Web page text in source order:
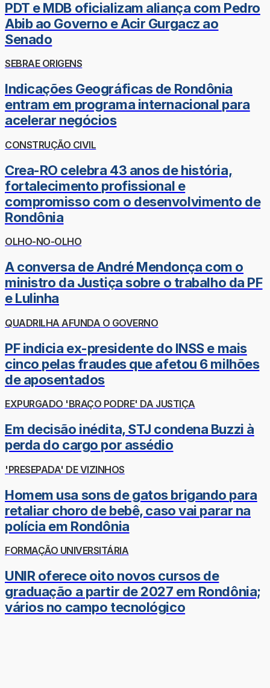
PDT e MDB oficializam aliança com Pedro
Abib ao Governo e Acir Gurgacz ao
Senado
SEBRAE ORIGENS
Indicações Geográficas de Rondônia
entram em programa internacional para
acelerar negócios
CONSTRUÇÃO CIVIL
Crea-RO celebra 43 anos de história,
fortalecimento profissional e
compromisso com o desenvolvimento de
Rondônia
OLHO-NO-OLHO
A conversa de André Mendonça com o
ministro da Justiça sobre o trabalho da PF
e Lulinha
QUADRILHA AFUNDA O GOVERNO
PF indicia ex-presidente do INSS e mais
cinco pelas fraudes que afetou 6 milhões
de aposentados
EXPURGADO 'BRAÇO PODRE' DA JUSTIÇA
Em decisão inédita, STJ condena Buzzi à
perda do cargo por assédio
'PRESEPADA' DE VIZINHOS
Homem usa sons de gatos brigando para
retaliar choro de bebê, caso vai parar na
polícia em Rondônia
FORMAÇÃO UNIVERSITÁRIA
UNIR oferece oito novos cursos de
graduação a partir de 2027 em Rondônia;
vários no campo tecnológico